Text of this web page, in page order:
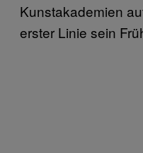
Kunstakademien
erster Linie sein